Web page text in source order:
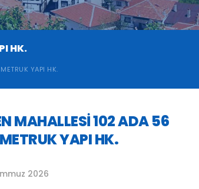
HK.
YAPI HK.
MAHALLESİ 102 ADA 56
YAPI HK.
2026